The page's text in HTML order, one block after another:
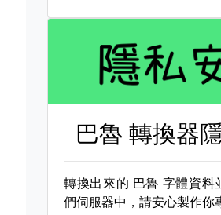
巴魯 轉換器
轉換出來的 巴魯 字體資料
們伺服器中，請安心製作你